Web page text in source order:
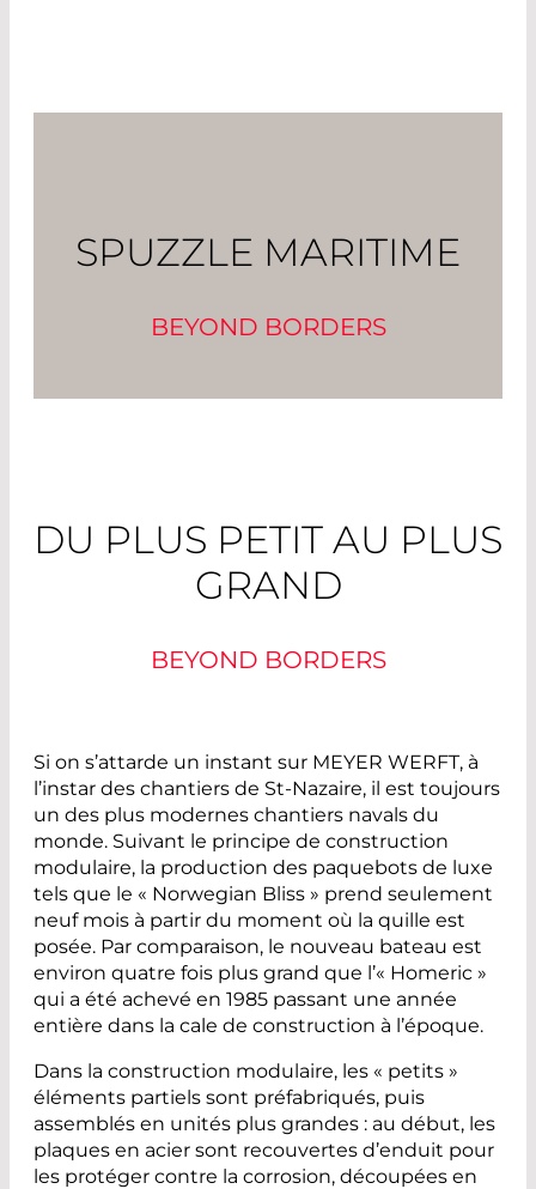
SPUZZLE MARITIME
BEYOND BORDERS
DU PLUS PETIT AU PLUS
GRAND
BEYOND BORDERS
Si on s’attarde un instant sur MEYER WERFT, à
l’instar des chantiers de St-­Nazaire, il est toujours
un des plus modernes chantiers navals du
monde. Suivant le principe de construction
modulaire, la production des paquebots de luxe
tels que le « Norwegian Bliss » prend seulement
neuf mois à partir du moment où la quille est
posée. Par comparaison, le nouveau bateau est
environ quatre fois plus grand que l’« Homeric »
qui a été achevé en 1985 passant une année
entière dans la cale de construction à l’époque.
Dans la construction modulaire, les « petits »
éléments partiels sont préfabriqués, puis
assemblés en unités plus grandes : au début, les
plaques en acier sont recouvertes d’enduit pour
les protéger contre la corrosion, découpées en